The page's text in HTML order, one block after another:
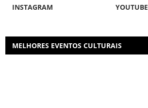
INSTAGRAM
YOUTUBE
MELHORES EVENTOS CULTURAIS